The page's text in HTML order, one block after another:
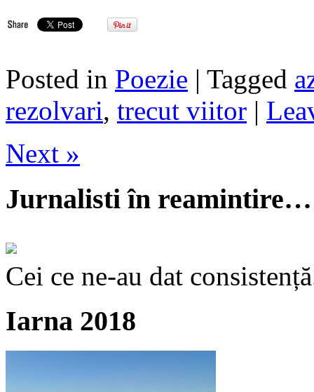
Posted in Poezie | Tagged
rezolvari, trecut viitor |
Next »
Jurnalisti în reamintire…
Cei ce ne-au dat
Iarna 2018